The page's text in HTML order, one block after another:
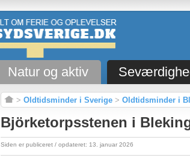
Natur og aktiv
> Oldtidsminder i Sverige > Oldtidsminder i
Björketorpsstenen i
Siden er publiceret / opdateret: 13. januar 2026